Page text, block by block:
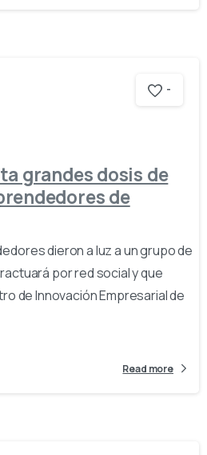
-
grandes dosis de
de
dieron a luz a un grupo de
por red social y que
de Innovación Empresarial de
Read more